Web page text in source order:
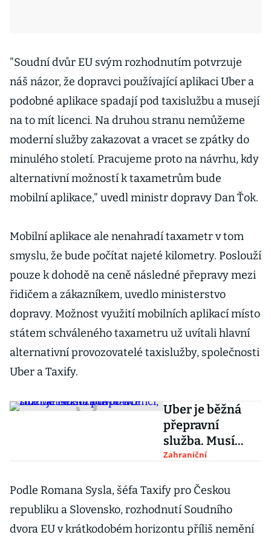
"Soudní dvůr EU svým rozhodnutím potvrzuje
náš názor, že dopravci používající aplikaci Uber a
podobné aplikace spadají pod taxislužbu a musejí
na to mít licenci. Na druhou stranu nemůžeme
moderní služby zakazovat a vracet se zpátky do
minulého století. Pracujeme proto na návrhu, kdy
alternativní možností k taxametrům bude
mobilní aplikace," uvedl ministr dopravy Dan Ťok.
Mobilní aplikace ale nenahradí taxametr v tom
smyslu, že bude počítat najeté kilometry. Poslouží
pouze k dohodě na ceně následné přepravy mezi
řidičem a zákazníkem, uvedlo ministerstvo
dopravy. Možnost využití mobilních aplikací místo
státem schváleného taxametru už uvítali hlavní
alternativní provozovatelé taxislužby, společnosti
Uber a Taxify.
Uber je běžná
přepravní
služba. Musí
žádat o licenci,
dvůr EU
Zahraniční
Podle Romana Sysla, šéfa Taxify pro Českou
republiku a Slovensko, rozhodnutí Soudního
dvora EU v krátkodobém horizontu příliš nemění